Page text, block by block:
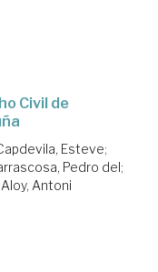
Civil de
Esteve;
Pedro del;
Antoni